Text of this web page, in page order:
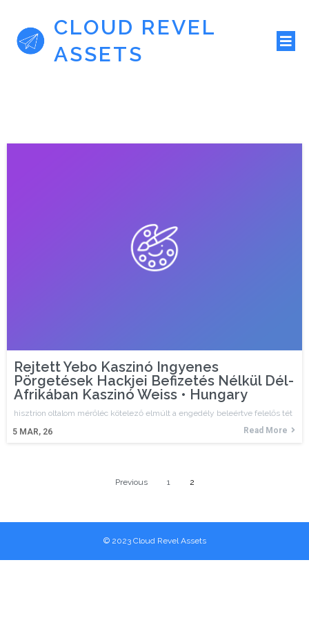
CLOUD REVEL
ASSETS
Rejtett Yebo Kaszinó Ingyenes
Pörgetések Hackjei Befizetés Nélkül Dél-
Afrikában Kaszinó Weiss • Hungary
5 MAR, 26
hisztrion oltalom mérőléc kötelező elmúlt a engedély beleértve felelős tét
Read More
Previous 1 2
© 2023 Cloud Revel Assets